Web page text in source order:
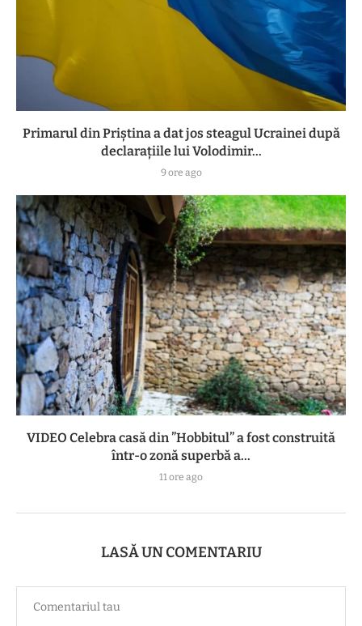
Primarul din Priștina a dat jos steagul Ucrainei după
declarațiile lui Volodimir...
9 ore ago
VIDEO Celebra casă din ”Hobbitul” a fost construită
într-o zonă superbă a...
11 ore ago
LASĂ UN COMENTARIU